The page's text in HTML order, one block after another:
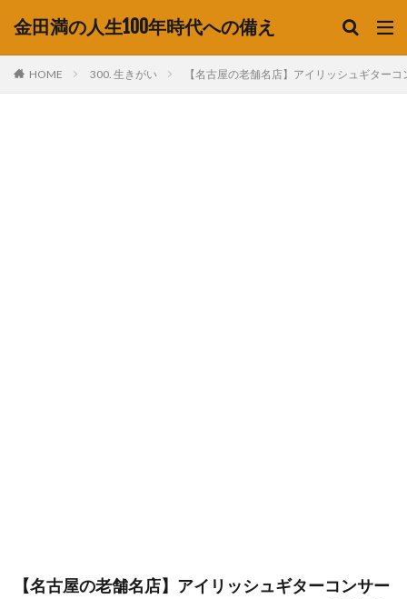
金田満の人生100年時代への備え
HOME 300. 生きがい 【名古屋の老舗名店】アイリッシュギター
【名古屋の老舗名店】アイリッシュギターコンサー